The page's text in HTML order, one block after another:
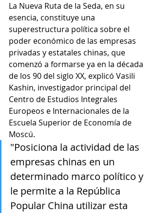
La Nueva Ruta de la Seda, en su
esencia, constituye una
superestructura política sobre el
poder económico de las empresas
privadas y estatales chinas, que
comenzó a formarse ya en la década
de los 90 del siglo XX, explicó Vasili
Kashin, investigador principal del
Centro de Estudios Integrales
Europeos e Internacionales de la
Escuela Superior de Economía de
Moscú.
"Posiciona la actividad de las
empresas chinas en un
determinado marco político y
le permite a la República
Popular China utilizar esta